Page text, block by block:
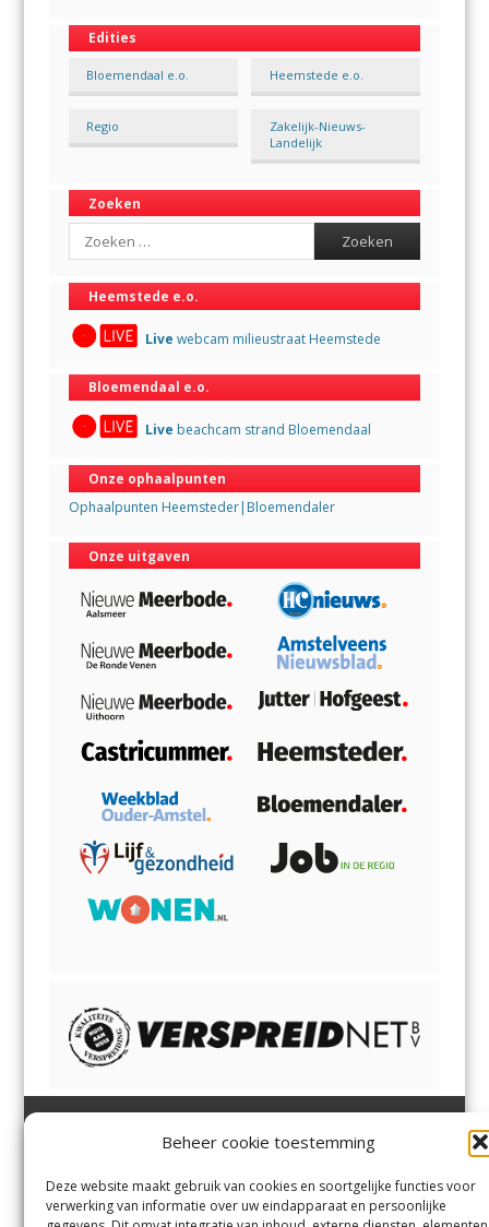
Beheer cookie toestemming
Deze website maakt gebruik van cookies en soortgelijke functies voor
verwerking van informatie over uw eindapparaat en persoonlijke
Edities
Bloemendaal e.o. Heemstede e.o.
Regio
Zakelijk-Nieuws-
Landelijk
Zoeken
Search
Heemstede e.o.
Live webcam milieustraat Heemstede
Bloemendaal e.o.
Live beachcam strand Bloemendaal
Onze ophaalpunten
Ophaalpunten Heemsteder|Bloemendaler
Onze uitgaven
Margadantstraat 34
1976 DN IJmuiden
023-8200170
Bennebroek,Vogelenzang,
OverveenenAerdenhout